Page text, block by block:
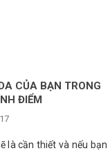
CỦA BẠN TRONG
ĐIỂM
là cần thiết và nếu bạn